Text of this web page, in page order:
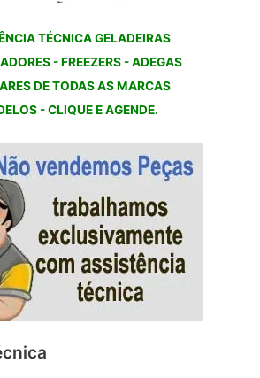
TÉCNICA GELADEIRAS
- FREEZERS - ADEGAS
DE TODAS AS MARCAS
- CLIQUE E AGENDE.